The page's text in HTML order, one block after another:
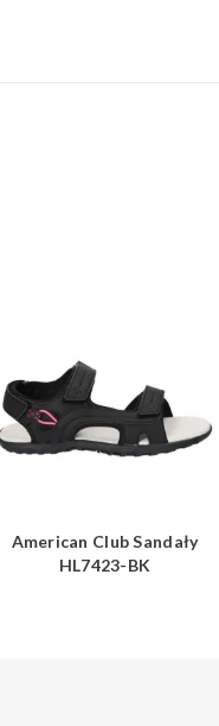
American Club Sandały
HL7423-BK